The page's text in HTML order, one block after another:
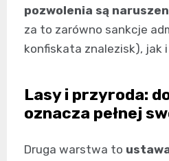
pozwolenia są
za to zarówno sankcje
konfiskata znalezisk), jak i
Lasy i przyroda:
oznacza pełnej
Druga warstwa to